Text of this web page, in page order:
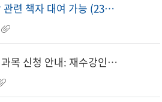
[도서 대여] 환경공학 관련 책자 대여 가능 (23년 1월 신규 자료 추가)
[학부] 26.2학기 대체과목 신청 안내: 재수강인데 수강신청 내역에서 재수강 표기가 안뜨